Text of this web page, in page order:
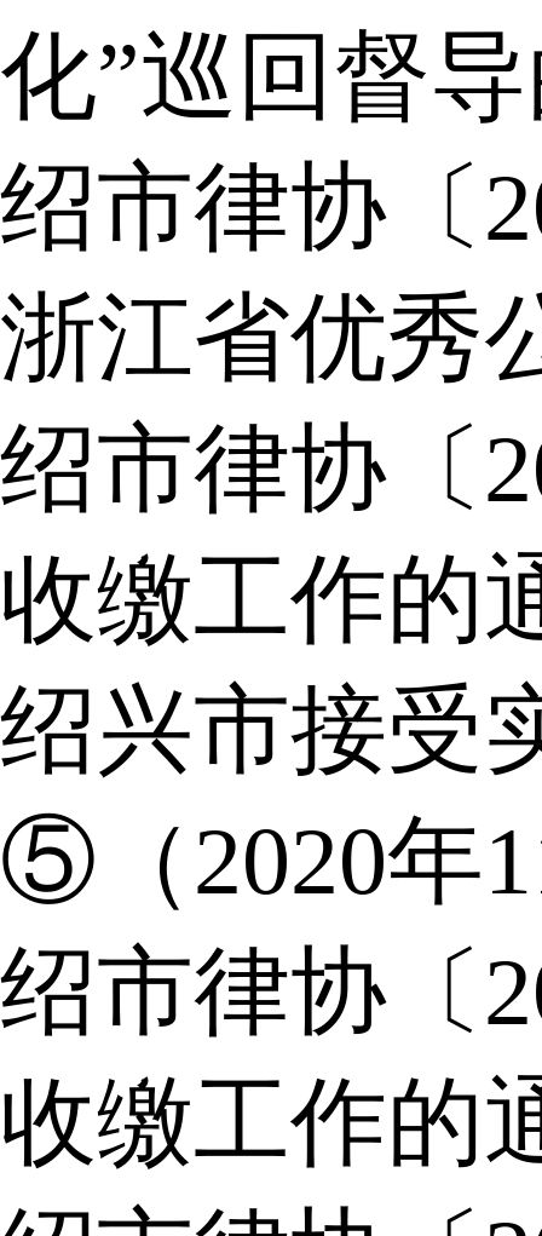
化”巡回督
绍市律协〔
浙江省优秀
绍市律协〔
收缴工作的
绍兴市接受
⑤（2020年
绍市律协〔
收缴工作的